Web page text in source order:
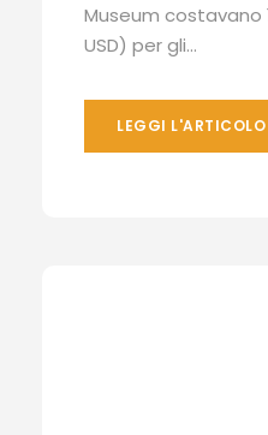
Museum costavano
USD) per gli...
LEGGI L'ARTICOLO